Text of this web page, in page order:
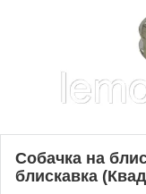
Собачка на
блискавка